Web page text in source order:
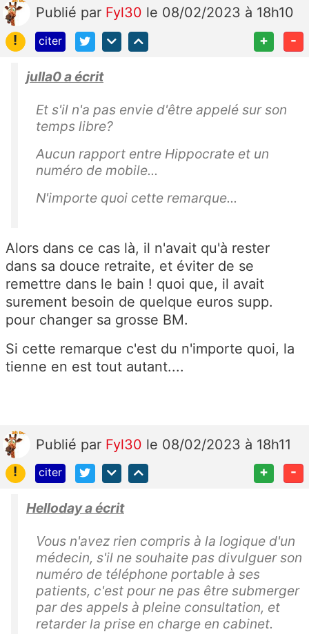
Publié par Fyl30 le 08/02/2023 à 18h10
!
citer + -
julla0 a écrit
Et s'il n'a pas envie d'être appelé sur son
temps libre?
Aucun rapport entre Hippocrate et un
numéro de mobile...
N'importe quoi cette remarque...
Alors dans ce cas là, il n'avait qu'à rester
dans sa douce retraite, et éviter de se
remettre dans le bain ! quoi que, il avait
surement besoin de quelque euros supp.
pour changer sa grosse BM.
Si cette remarque c'est du n'importe quoi, la
tienne en est tout autant....
Publié par Fyl30 le 08/02/2023 à 18h11
!
citer + -
Helloday a écrit
Vous n'avez rien compris à la logique d'un
médecin, s'il ne souhaite pas divulguer son
numéro de téléphone portable à ses
patients, c'est pour ne pas être submerger
par des appels à pleine consultation, et
retarder la prise en charge en cabinet.